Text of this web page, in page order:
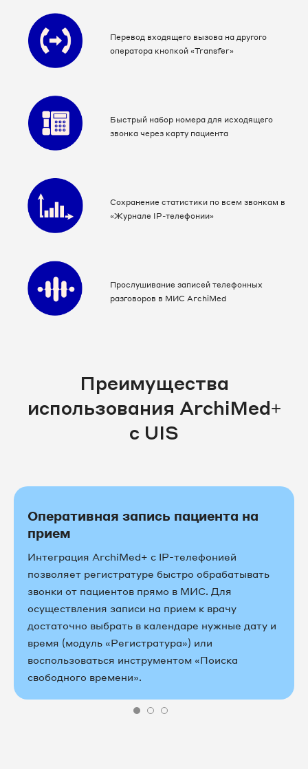
Перевод входящего вызова на другого
оператора кнопкой «Transfer»
Быстрый набор номера для исходящего
звонка через карту пациента
Сохранение статистики по всем звонкам в
«Журнале IP-телефонии»
Прослушивание записей телефонных
разговоров в МИС ArchiMed
Преимущества
использования ArchiMed+
с UIS
Оперативная запись пациента на
прием
Интеграция ArchiMed+ с IP-телефонией
позволяет регистратуре быстро обрабатывать
звонки от пациентов прямо в МИС. Для
осуществления записи на прием к врачу
достаточно выбрать в календаре нужные дату и
время (модуль «Регистратура») или
воспользоваться инструментом «Поиска
свободного времени».